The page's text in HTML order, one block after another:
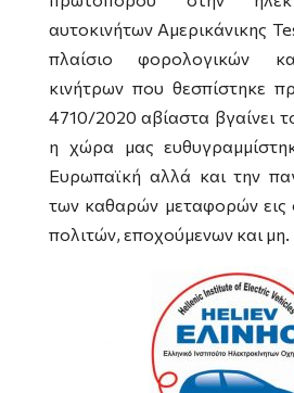
αυτοκινήτων Αμερικάνικης
πλαίσιο φορολογικών
κινήτρων που θεσπίστηκε
4710/2020 αβίαστα βγαίνει
η χώρα μας
Ευρωπαϊκή αλλά και την
των καθαρών μεταφορών
πολιτών, εποχούμενων και μη.